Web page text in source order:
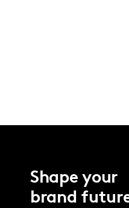
Shape your
brand